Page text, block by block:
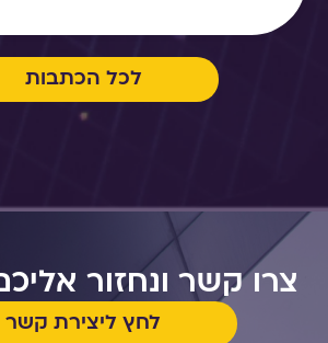
לכל הכתבות
צרו קשר ונחזור
לחץ ליצירת קשר